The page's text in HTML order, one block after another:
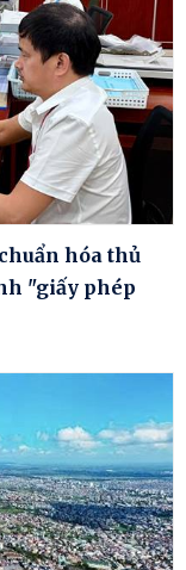
hóa thủ
"giấy phép